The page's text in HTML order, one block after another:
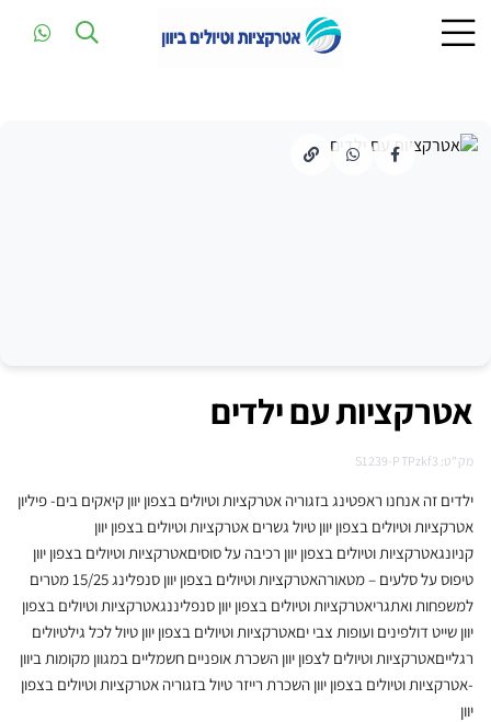
אטרקציות עם ילדים
מק"ט: S1239-PTPzkf3
ילדים זה אנחנו ראפטינג בזגוריה אטרקציות וטיולים בצפון יוון קיאקים בים- פיליון
אטרקציות וטיולים בצפון יוון טיול גשרים אטרקציות וטיולים בצפון יוון
קניונגאטרקציות וטיולים בצפון יוון רכיבה על סוסיםאטרקציות וטיולים בצפון יוון
טיפוס על סלעים – מטאורהאטרקציות וטיולים בצפון יוון סנפלינג 15/25 מטרים
למשפחות ואתגריאטרקציות וטיולים בצפון יוון סנפליננגאטרקציות וטיולים בצפון
יוון שייט דולפינים ועופות צבי יםאטרקציות וטיולים בצפון יוון טיול לכל גילטיולים
רגלייםאטרקציות וטיולים לצפון יוון השכרת אופניים חשמליים במגוון מקומות ביוון
-אטרקציות וטיולים בצפון יוון השכרת רייזר טיול בזגוריה אטרקציות וטיולים בצפון
יוון